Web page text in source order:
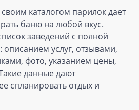
каталогом парилок дает
баню на любой вкус.
заведений с полной
услуг, отзывами,
фото, указанием цены,
данные дают
спланировать отдых и